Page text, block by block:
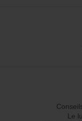
Le